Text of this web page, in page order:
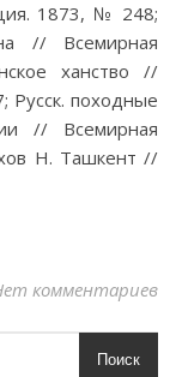
1873, № 248;
// Всемирная
ханство //
Русск. походные
// Всемирная
Н. Ташкент //
комментариев
Поиск